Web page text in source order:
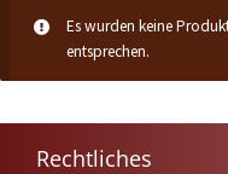
Es wurden keine
entsprechen.
Rechtliches